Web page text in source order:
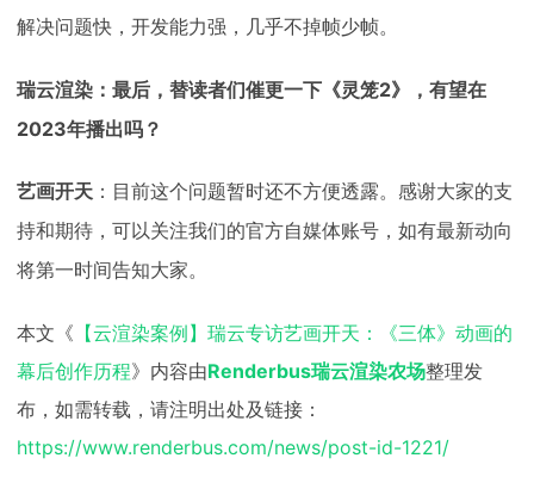
解决问题快，开发能力强，几乎不掉帧少帧。
瑞云渲染：最后，替读者们催更一下《灵笼2》，有望在
2023年播出吗？
艺画开天 ： 目前这个问题暂时还不方便透露。感谢大家的支
持和期待，可以关注我们的官方自媒体账号，如有最新动向
将第一时间告知大家。
本文《 【云渲染案例】瑞云专访艺画开天：《三体》动画的
幕后创作历程》内容由Renderbus瑞云渲染农场整理发
布，如需转载，请注明出处及链接：
https://www.renderbus.com/news/post-id-1221/